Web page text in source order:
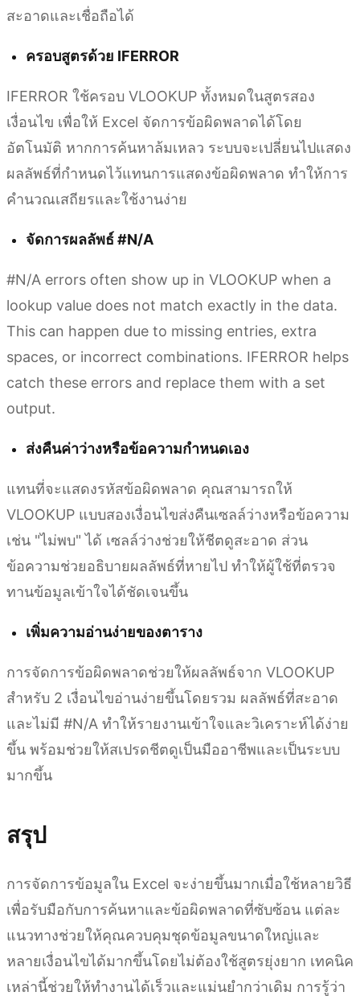
สะอาดและเชื่อถือได้
ครอบสูตรด้วย IFERROR
IFERROR ใช้ครอบ VLOOKUP ทั้งหมดในสูตรสอง
เงื่อนไข เพื่อให้ Excel จัดการข้อผิดพลาดได้โดย
อัตโนมัติ หากการค้นหาล้มเหลว ระบบจะเปลี่ยนไปแสดง
ผลลัพธ์ที่กำหนดไว้แทนการแสดงข้อผิดพลาด ทำให้การ
คำนวณเสถียรและใช้งานง่าย
จัดการผลลัพธ์ #N/A
#N/A errors often show up in VLOOKUP when a
lookup value does not match exactly in the data.
This can happen due to missing entries, extra
spaces, or incorrect combinations. IFERROR helps
catch these errors and replace them with a set
output.
ส่งคืนค่าว่างหรือข้อความกำหนดเอง
แทนที่จะแสดงรหัสข้อผิดพลาด คุณสามารถให้
VLOOKUP แบบสองเงื่อนไขส่งคืนเซลล์ว่างหรือข้อความ
เช่น "ไม่พบ" ได้ เซลล์ว่างช่วยให้ชีตดูสะอาด ส่วน
ข้อความช่วยอธิบายผลลัพธ์ที่หายไป ทำให้ผู้ใช้ที่ตรวจ
ทานข้อมูลเข้าใจได้ชัดเจนขึ้น
เพิ่มความอ่านง่ายของตาราง
การจัดการข้อผิดพลาดช่วยให้ผลลัพธ์จาก VLOOKUP
สำหรับ 2 เงื่อนไขอ่านง่ายขึ้นโดยรวม ผลลัพธ์ที่สะอาด
และไม่มี #N/A ทำให้รายงานเข้าใจและวิเคราะห์ได้ง่าย
ขึ้น พร้อมช่วยให้สเปรดชีตดูเป็นมืออาชีพและเป็นระบบ
มากขึ้น
สรุป
การจัดการข้อมูลใน Excel จะง่ายขึ้นมากเมื่อใช้หลายวิธี
เพื่อรับมือกับการค้นหาและข้อผิดพลาดที่ซับซ้อน แต่ละ
แนวทางช่วยให้คุณควบคุมชุดข้อมูลขนาดใหญ่และ
หลายเงื่อนไขได้มากขึ้นโดยไม่ต้องใช้สูตรยุ่งยาก เทคนิค
เหล่านี้ช่วยให้ทำงานได้เร็วและแม่นยำกว่าเดิม การรู้ว่า